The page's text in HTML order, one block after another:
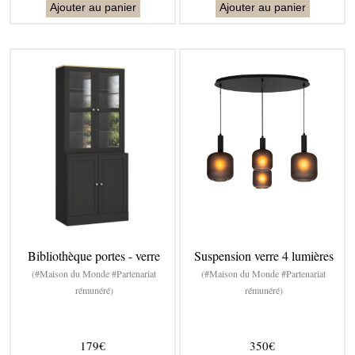
Ajouter au panier Ajouter au panier
Bibliothèque portes - verre
(#Maison du Monde #Partenariat
rémunéré)
179€
Suspension verre 4 lumières
(#Maison du Monde #Partenariat
rémunéré)
350€